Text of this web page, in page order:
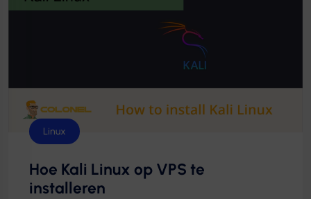
Linux
Hoe Kali Linux op VPS te
installeren